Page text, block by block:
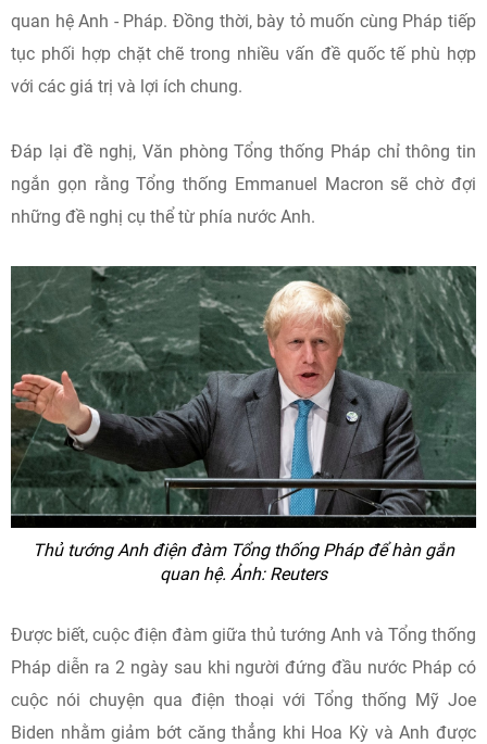
quan hệ Anh - Pháp. Đồng thời, bày tỏ muốn cùng Pháp tiếp
tục phối hợp chặt chẽ trong nhiều vấn đề quốc tế phù hợp
với các giá trị và lợi ích chung.
Đáp lại đề nghị, Văn phòng Tổng thống Pháp chỉ thông tin
ngắn gọn rằng Tổng thống Emmanuel Macron sẽ chờ đợi
những đề nghị cụ thể từ phía nước Anh.
Thủ tướng Anh điện đàm Tổng thống Pháp để hàn gắn
quan hệ. Ảnh: Reuters
Được biết, cuộc điện đàm giữa thủ tướng Anh và Tổng thống
Pháp diễn ra 2 ngày sau khi người đứng đầu nước Pháp có
cuộc nói chuyện qua điện thoại với Tổng thống Mỹ Joe
Biden nhằm giảm bớt căng thẳng khi Hoa Kỳ và Anh được